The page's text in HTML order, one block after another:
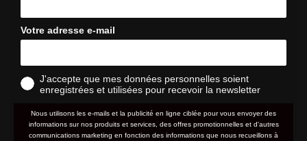
Votre adresse e-mail
J'accepte que mes données personnelles soient
enregistrées et utilisées pour recevoir la newsletter
Nous utilisons les e-mails et la publicité en ligne ciblée pour vous envoyer des
informations sur nos produits et services, des offres promotionnelles et d'autres
communications marketing en fonction des informations que nous recueillons à